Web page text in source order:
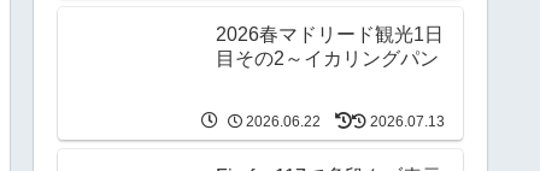
2026春マドリード観光1日
目その2～イカリングパン
2026.06.22 2026.07.13